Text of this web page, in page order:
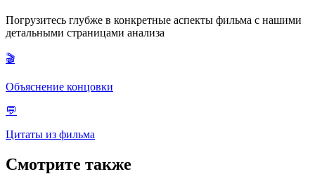
Погрузитесь глубже в конкретные аспекты фильма с нашими
детальными страницами анализа
🎬
Объяснение концовки
💬
Цитаты из фильма
Смотрите также